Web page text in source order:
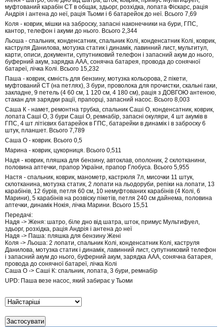
т
и
и
муфтований карабін СТ в общак, здьорг, розхідка, лопата Фіскарс, рація
Андрія і антена до неї, рація Тьоми і 6 батарейок до неї. Всього 7,69
Коля - коврик, мішки на заброску, запасні наконечники на бури, ГПС,
кантор, телефон і акуми до нього. Всього 2,344
Льоша - спальник, конденсатник, спальник Колі, конденсатник Колі, коврик,
каструля Данилова, мотузка статик і динамік, лавинний лист, мультитул,
карти, описи, документи, супутниковий телефон і запасний акум до нього,
буферний акум, зарядка ААА, сонячна батарея, провода до сонячної
батареї, лічка Колі. Всього 15,232
Паша - коврик, ємність для бензину, мотузка кольорова, 2 пікети,
муфтований СТ (на петлях), 3 бури, проволока для прочистки, скальні гаки,
закладне, 9 петель (4 60 см, 1 120 см, 4 180 см), рація з ДОВГОЮ антеною,
стакан для зарядки рації, прапорці, запасний насос. Всього 8,003
Саша К - намет, ремонтна трубка, спальник Саші О, конденсатник, коврик,
лопата Саші О, 3 бури Саші О, ремнабір, запасні окуляри, 4 шт акумів в
ГПС, 4 шт літієвих батарейок в ГПС, батарейки в динамік і в заброску 6
штук, планшет. Всього 7,789
Саша О - коврик. Всього 0,5
Марина - коврик, цукорниця. Всього 0,511
Надя - коврик, пляшка для бензину, автоклав, ополоник, 2 склотканини,
половина аптечки, прапор України, прапор Глобуса. Всього 5,955
Настя - спальник, коврик, манометр, кастрюля 7л, мисочки 11 штук,
склотканина, мотузка статик, 2 лопати на льодоруби, репіки на лопати, 13
карабінів, 12 бурів, петля 60 см, 10 немуфтованих карабінів (4 Колі, 6
Марини), 5 карабінів на розвіску пікетів, петля 240 см дайнема, половина
аптечки, динамік Нокія, лічка Марини. Всього 15,51
Передачі:
Надя -> Женя: шатро, біле дно від шатра, шток, примус Мультифуел,
здьорг, розхідка, рація Андрія і антена до неї
Надя -> Паша: пляшка для бензину Жені
Коля -> Льоша: 2 лопати, спальник Колі, конденсатник Колі, каструля
Данилова, мотузка статик і динамік, лавинний лист, супутниковий телефон
і запасний акум до нього, буферний акум, зарядка ААА, сонячна батарея,
провода до сонячної батареї, лічка Колі
Саша О -> Саші К: спальник, лопата, 3 бури, ремнабір
UPD: Паша везе насос, який забирає у Тьоми